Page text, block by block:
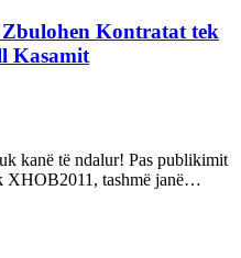
Kontratat tek
Kasamit
kanë të ndalur! Pas publikimit
XHOB2011, tashmë janë…